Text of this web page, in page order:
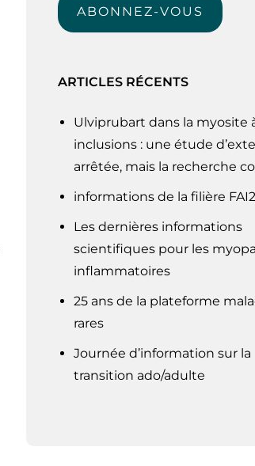
ABONNEZ-VOUS
ARTICLES RÉCENTS
Ulviprubart dans la myosite
inclusions : une étude
arrêtée, mais la recherche
informations de la filière
Les dernières informations
scientifiques pour les
inflammatoires
25 ans de la plateforme
rares
Journée d’information sur la
transition ado/adulte